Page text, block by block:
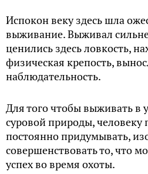
Испокон веку здесь шла
выживание. Выживал
ценились здесь ловкость,
физическая крепость,
наблюдательность.
Для того чтобы выживать в
суровой природы, человеку
постоянно придумывать,
совершенствовать то, что
успех во время охоты.